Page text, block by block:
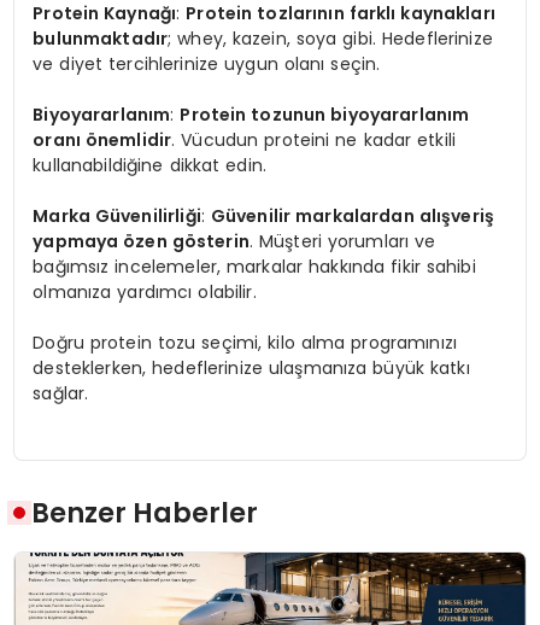
Protein Kaynağı: Protein tozlarının farklı kaynakları
bulunmaktadır; whey, kazein, soya gibi. Hedeflerinize
ve diyet tercihlerinize uygun olanı seçin.
Biyoyararlanım: Protein tozunun biyoyararlanım
oranı önemlidir. Vücudun proteini ne kadar etkili
kullanabildiğine dikkat edin.
Marka Güvenilirliği: Güvenilir markalardan alışveriş
yapmaya özen gösterin. Müşteri yorumları ve
bağımsız incelemeler, markalar hakkında fikir sahibi
olmanıza yardımcı olabilir.
Doğru protein tozu seçimi, kilo alma programınızı
desteklerken, hedeflerinize ulaşmanıza büyük katkı
sağlar.
Benzer Haberler